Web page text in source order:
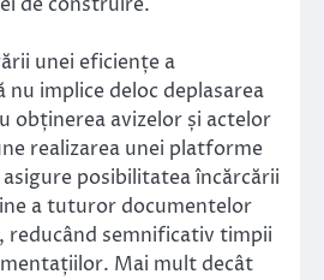
unei eficiențe a
nu implice deloc deplasarea
obținerea avizelor și actelor
realizarea unei platforme
posibilitatea încărcării
a tuturor documentelor
reducând semnificativ timpii
Mai mult decât